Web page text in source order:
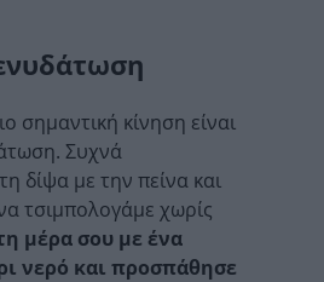
σημαντική κίνηση είναι
Συχνά
δίψα με την πείνα και
τσιμπολογάμε χωρίς
μέρα σου με ένα
νερό και προσπάθησε